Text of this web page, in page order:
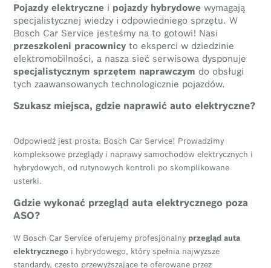
Pojazdy elektryczne i pojazdy hybrydowe wymagają
specjalistycznej wiedzy i odpowiedniego sprzętu. W
Bosch Car Service jesteśmy na to gotowi! Nasi
przeszkoleni pracownicy to eksperci w dziedzinie
elektromobilności, a nasza sieć serwisowa dysponuje
specjalistycznym sprzętem naprawczym do obsługi
tych zaawansowanych technologicznie pojazdów.
Szukasz miejsca, gdzie naprawić auto elektryczne?
Odpowiedź jest prosta: Bosch Car Service! Prowadzimy
kompleksowe przeglądy i naprawy samochodów elektrycznych i
hybrydowych, od rutynowych kontroli po skomplikowane
usterki.
Gdzie wykonać przegląd auta elektrycznego poza
ASO?
W Bosch Car Service oferujemy profesjonalny przegląd auta
elektrycznego i hybrydowego, który spełnia najwyższe
standardy, często przewyższające te oferowane przez